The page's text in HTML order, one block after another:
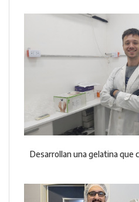
Desarrollan una gelatina que